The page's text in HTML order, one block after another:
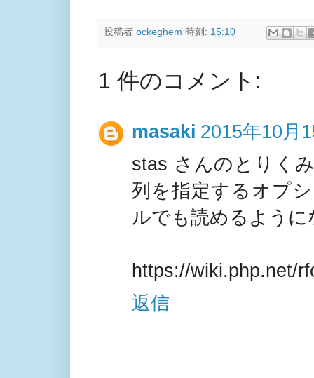
投稿者 ockeghem 時刻: 15:10
1 件のコメント:
masaki 2015年10月
stas さんのとりく
列を指定するオプ
ルでも読めるよう
https://wiki.php.net/
返信